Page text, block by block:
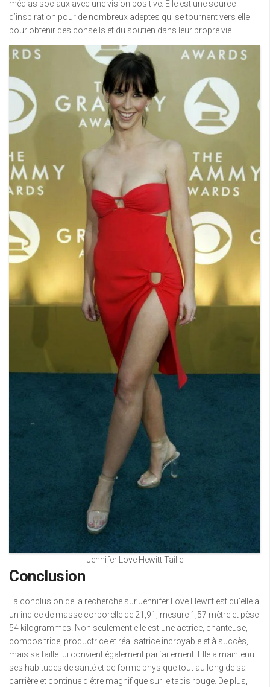
médias sociaux avec une vision positive. Elle est une source
d’inspiration pour de nombreux adeptes qui se tournent vers elle
pour obtenir des conseils et du soutien dans leur propre vie.
Jennifer Love Hewitt Taille
Conclusion
La conclusion de la recherche sur Jennifer Love Hewitt est qu’elle a
un indice de masse corporelle de 21,91, mesure 1,57 mètre et pèse
54 kilogrammes. Non seulement elle est une actrice, chanteuse,
compositrice, productrice et réalisatrice incroyable et à succès,
mais sa taille lui convient également parfaitement. Elle a maintenu
ses habitudes de santé et de forme physique tout au long de sa
carrière et continue d’être magnifique sur le tapis rouge. De plus,